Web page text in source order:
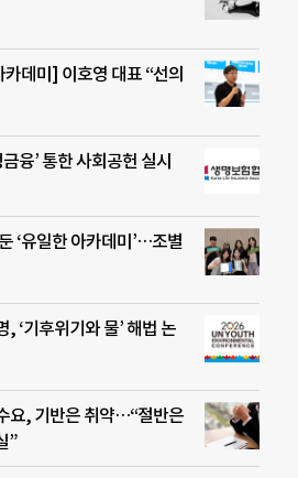
데미] 이호영 대표 “선의
융’ 통한 사회공헌 실시
‘유일한 아카데미’…조별
‘기후위기와 물’ 해법 논
요, 기반은 취약…“절반은
”